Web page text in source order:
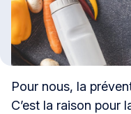
Pour nous, la
C’est la raison pour